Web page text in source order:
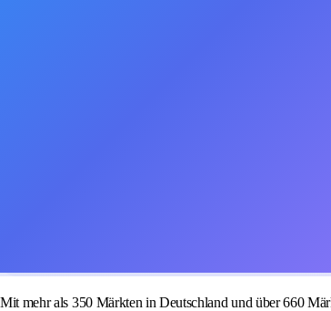
Mit mehr als 350 Märkten in Deutschland und über 660